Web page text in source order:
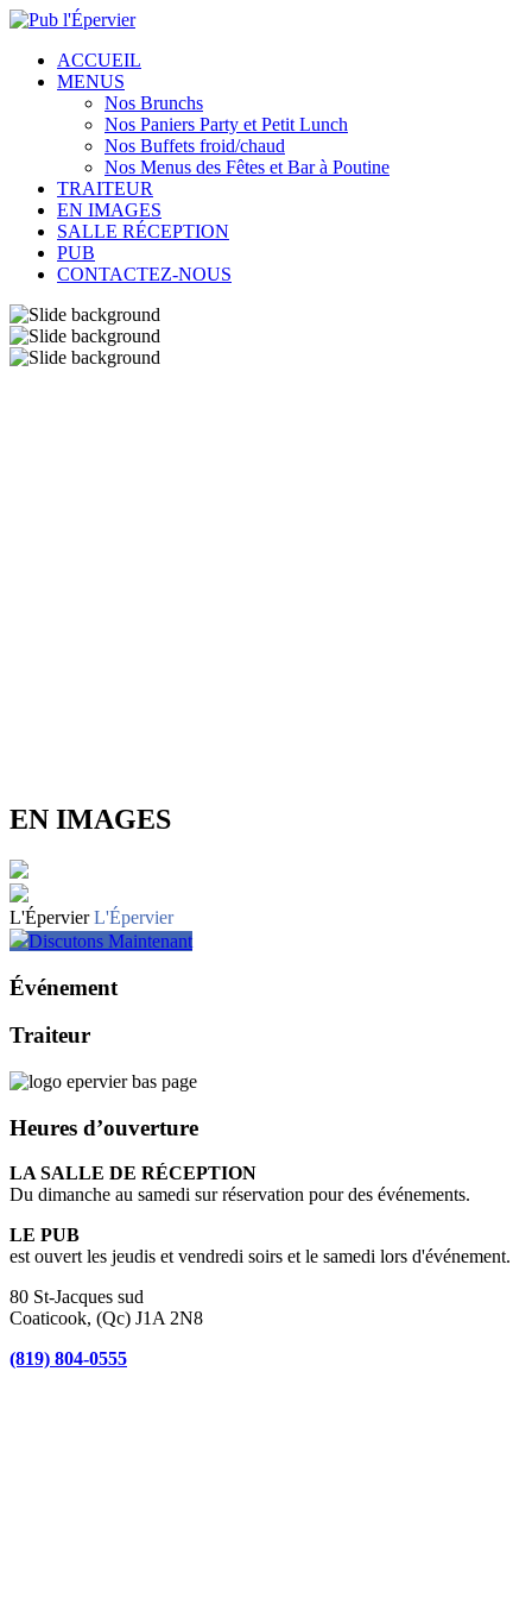
ACCUEIL
MENUS
Nos Brunchs
Nos Paniers Party et Petit Lunch
Nos Buffets froid/chaud
Nos Menus des Fêtes et Bar à Poutine
TRAITEUR
EN IMAGES
SALLE RÉCEPTION
PUB
CONTACTEZ-NOUS
EN IMAGES
L'Épervier L'Épervier
Discutons Maintenant
Événement
Traiteur
Heures d’ouverture
LA SALLE DE RÉCEPTION
Du dimanche au samedi sur réservation pour des événements.
LE PUB
est ouvert les jeudis et vendredi soirs et le samedi lors d'événement.
80 St-Jacques sud
Coaticook, (Qc) J1A 2N8
(819) 804-0555